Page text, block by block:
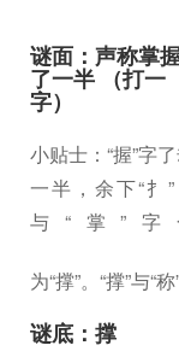
谜面：声称掌
了一半 （打一
字）
小贴士：“握”字
一半，余下“扌”
与“掌”字
为“撑”。“撑”与“
谜底：撑